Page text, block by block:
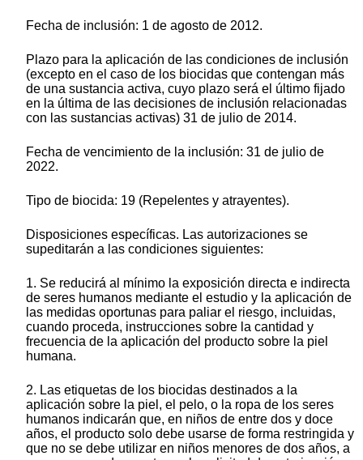
Fecha de inclusión: 1 de agosto de 2012.
Plazo para la aplicación de las condiciones de inclusión
(excepto en el caso de los biocidas que contengan más
de una sustancia activa, cuyo plazo será el último fijado
en la última de las decisiones de inclusión relacionadas
con las sustancias activas) 31 de julio de 2014.
Fecha de vencimiento de la inclusión: 31 de julio de
2022.
Tipo de biocida: 19 (Repelentes y atrayentes).
Disposiciones específicas. Las autorizaciones se
supeditarán a las condiciones siguientes:
1. Se reducirá al mínimo la exposición directa e indirecta
de seres humanos mediante el estudio y la aplicación de
las medidas oportunas para paliar el riesgo, incluidas,
cuando proceda, instrucciones sobre la cantidad y
frecuencia de la aplicación del producto sobre la piel
humana.
2. Las etiquetas de los biocidas destinados a la
aplicación sobre la piel, el pelo, o la ropa de los seres
humanos indicarán que, en niños de entre dos y doce
años, el producto solo debe usarse de forma restringida y
que no se debe utilizar en niños menores de dos años, a